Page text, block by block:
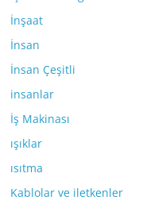
İnşaat
İnsan
İnsan Çeşitli
insanlar
İş Makinası
ışıklar
ısıtma
Kablolar ve iletkenler